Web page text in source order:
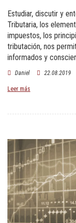
Estudiar, discutir y
Tributaria, los
impuestos, los
tributación, nos
informados y
Daniel 22.08.2019
Leer más